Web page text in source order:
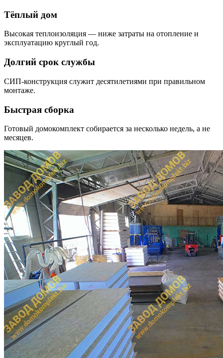
Тёплый дом
Высокая теплоизоляция — ниже затраты на отопление и
эксплуатацию круглый год.
Долгий срок службы
СИП-конструкция служит десятилетиями при правильном
монтаже.
Быстрая сборка
Готовый домокомплект собирается за несколько недель, а не
месяцев.